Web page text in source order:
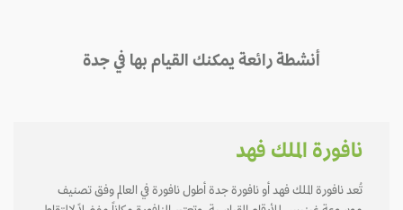
أنشطة رائعة يمكنك القيام بها في جدة
نافورة الملك فهد
تُعد نافورة الملك فهد أو نافورة جدة أطول نافورة في العالم وفق تصنيف